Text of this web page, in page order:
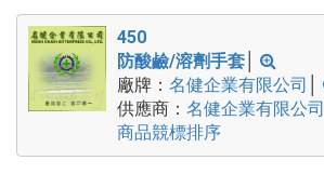
450
防酸鹼/溶劑手套
廠牌： 名健企業有限公司
供應商： 名健企業有限公司
商品競標排序